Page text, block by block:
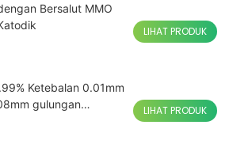
Bersalut MMO
LIHAT PRODUK
Ketebalan 0.01mm
gulungan
LIHAT PRODUK